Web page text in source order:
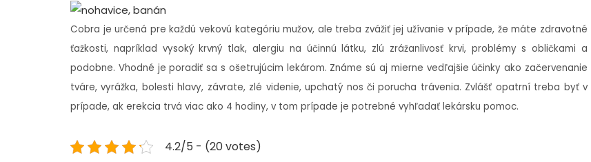
Cobra je určená pre každú vekovú kategóriu mužov, ale treba zvážiť jej užívanie v prípade, že máte zdravotné
ťažkosti, napríklad vysoký krvný tlak, alergiu na účinnú látku, zlú zrážanlivosť krvi, problémy s obličkami a
podobne. Vhodné je poradiť sa s ošetrujúcim lekárom. Známe sú aj mierne vedľajšie účinky ako začervenanie
tváre, vyrážka, bolesti hlavy, závrate, zlé videnie, upchatý nos či porucha trávenia. Zvlášť opatrní treba byť v
prípade, ak erekcia trvá viac ako 4 hodiny, v tom prípade je potrebné vyhľadať lekársku pomoc.
4.2/5 - (20 votes)